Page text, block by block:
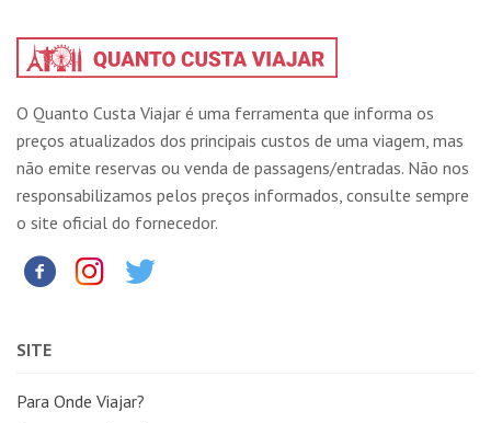
O Quanto Custa Viajar é uma ferramenta que informa os
preços atualizados dos principais custos de uma viagem, mas
não emite reservas ou venda de passagens/entradas. Não nos
responsabilizamos pelos preços informados, consulte sempre
o site oficial do fornecedor.
SITE
Para Onde Viajar?